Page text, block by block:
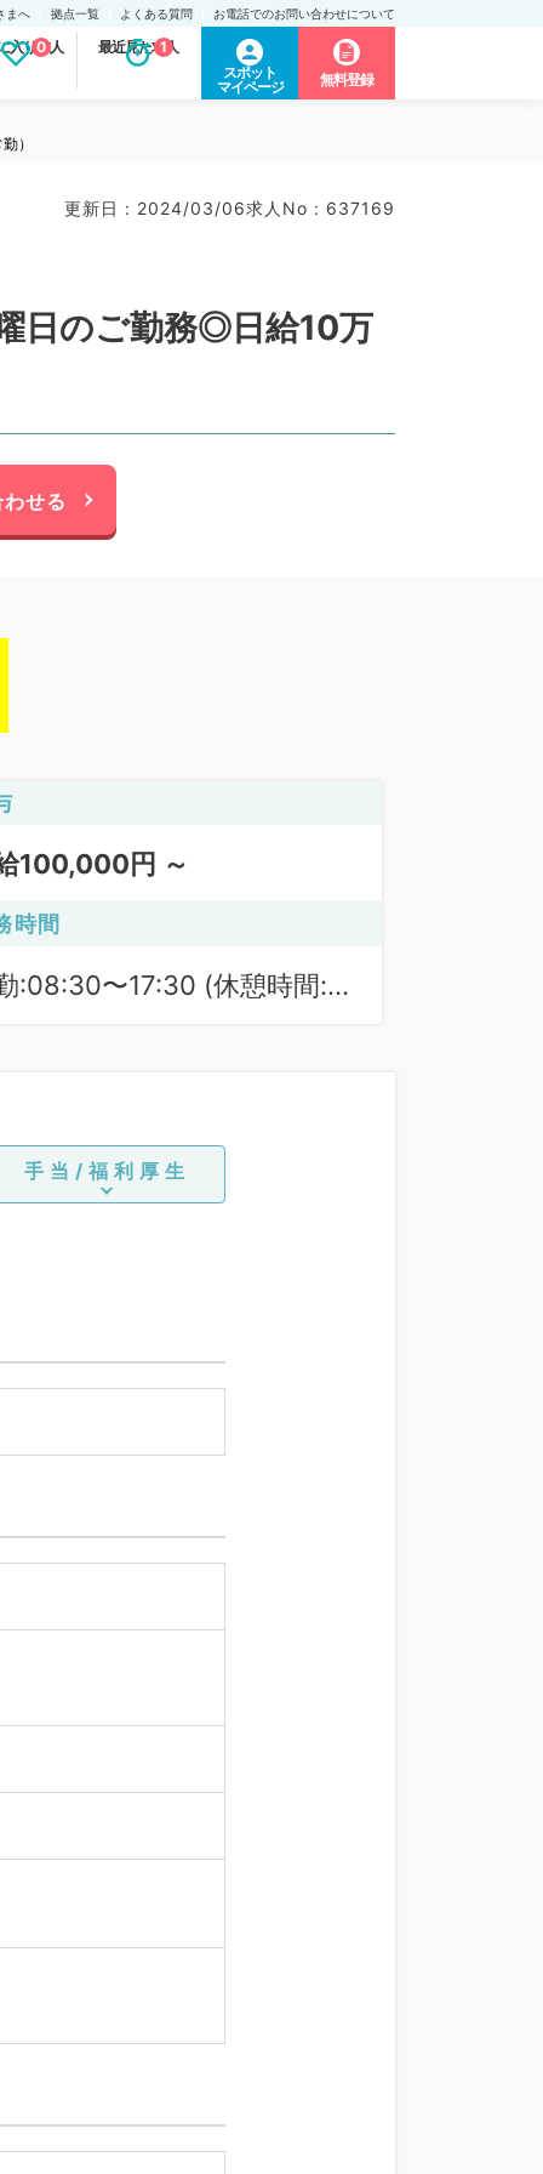
まへ 拠点一覧 よくある質問 お電話でのお問い合わせについて
入り求人
0 最近見た求人
1
スポット
マイページ
無料登録
）
更新日 : 2024/03/06求人No : 637169
日のご勤務◎日給10万
せる
100,000円 ～
時間
:08:30〜17:30 (休憩時間:
手当/福利厚生